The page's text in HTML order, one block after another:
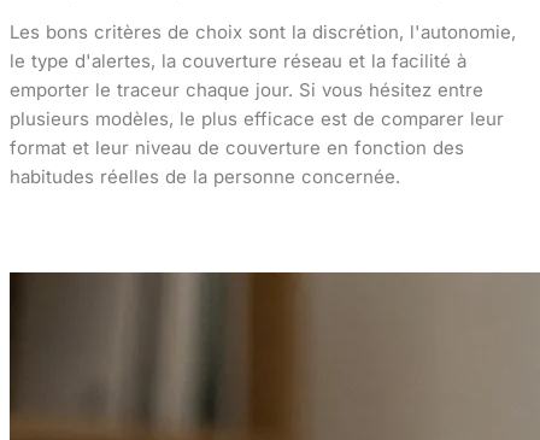
Les bons critères de choix sont la discrétion, l'autonomie,
le type d'alertes, la couverture réseau et la facilité à
emporter le traceur chaque jour. Si vous hésitez entre
plusieurs modèles, le plus efficace est de comparer leur
format et leur niveau de couverture en fonction des
habitudes réelles de la personne concernée.